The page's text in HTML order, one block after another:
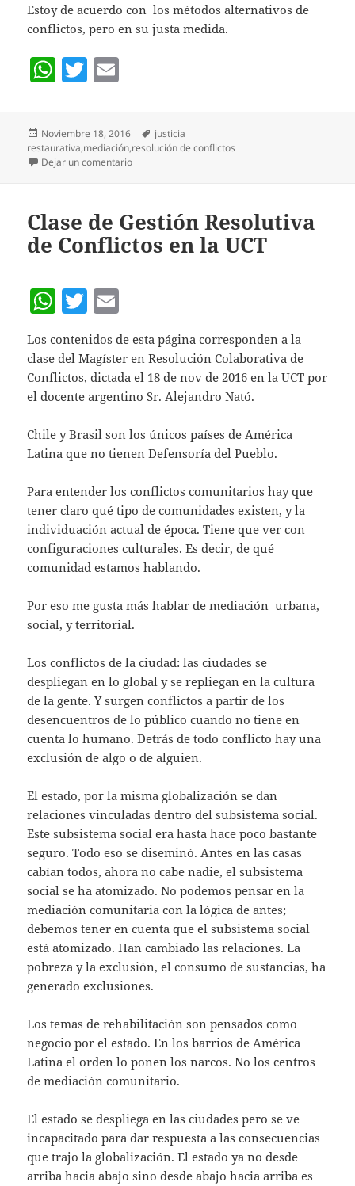
Estoy de acuerdo con los métodos alternativos de
conflictos, pero en su justa medida.
W
at
s
A
p
T
erl
Publicado
el
Noviembre 18, 2016 Etiquetas
justicia
restaurativa,mediación,resolución de conflictos
Dejar un comentarioen Seminario: Avances y Desafíos de la
Clase de Gestión Resolutiva
de Conflictos en la UCT
W
at
s
A
p
p
T
w
itt
er
m
ai
l
Los contenidos de esta página corresponden a la
clase del Magíster en Resolución Colaborativa de
Conflictos, dictada el 18 de nov de 2016 en la UCT por
el docente argentino Sr. Alejandro Nató.
Chile y Brasil son los únicos países de América
Latina que no tienen Defensoría del Pueblo.
Para entender los conflictos comunitarios hay que
tener claro qué tipo de comunidades existen, y la
individuación actual de época. Tiene que ver con
configuraciones culturales. Es decir, de qué
comunidad estamos hablando.
Por eso me gusta más hablar de mediación urbana,
social, y territorial.
Los conflictos de la ciudad: las ciudades se
despliegan en lo global y se repliegan en la cultura
de la gente. Y surgen conflictos a partir de los
desencuentros de lo público cuando no tiene en
cuenta lo humano. Detrás de todo conflicto hay una
exclusión de algo o de alguien.
El estado, por la misma globalización se dan
relaciones vinculadas dentro del subsistema social.
Este subsistema social era hasta hace poco bastante
seguro. Todo eso se diseminó. Antes en las casas
cabían todos, ahora no cabe nadie, el subsistema
social se ha atomizado. No podemos pensar en la
mediación comunitaria con la lógica de antes;
debemos tener en cuenta que el subsistema social
está atomizado. Han cambiado las relaciones. La
pobreza y la exclusión, el consumo de sustancias, ha
generado exclusiones.
Los temas de rehabilitación son pensados como
negocio por el estado. En los barrios de América
Latina el orden lo ponen los narcos. No los centros
de mediación comunitario.
El estado se despliega en las ciudades pero se ve
incapacitado para dar respuesta a las consecuencias
que trajo la globalización. El estado ya no desde
arriba hacia abajo sino desde abajo hacia arriba es